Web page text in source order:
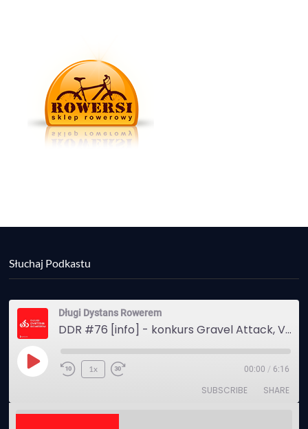
Słuchaj Podkastu
Długi Dystans Rowerem
DDR #76 [info] - konkurs Gravel Attack, Varmia Gravel, Bike Expo, Inspire India Ultra Race
Play
1x 00:00 / 6:16
SUBSCRIBE SHARE